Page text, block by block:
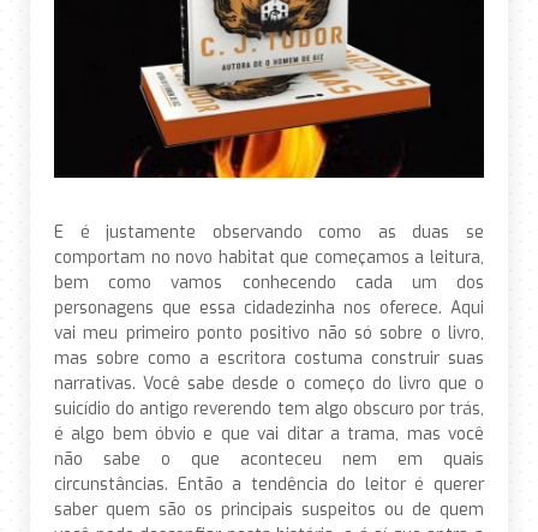
E é justamente observando como as duas se
comportam no novo habitat que começamos a leitura,
bem como vamos conhecendo cada um dos
personagens que essa cidadezinha nos oferece. Aqui
vai meu primeiro ponto positivo não só sobre o livro,
mas sobre como a escritora costuma construir suas
narrativas. Você sabe desde o começo do livro que o
suicídio do antigo reverendo tem algo obscuro por trás,
é algo bem óbvio e que vai ditar a trama, mas você
não sabe o que aconteceu nem em quais
circunstâncias. Então a tendência do leitor é querer
saber quem são os principais suspeitos ou de quem